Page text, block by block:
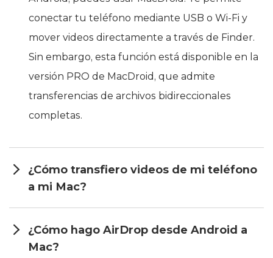
conectar tu teléfono mediante USB o Wi-Fi y
mover videos directamente a través de Finder.
Sin embargo, esta función está disponible en la
versión PRO de MacDroid, que admite
transferencias de archivos bidireccionales
completas.
¿Cómo transfiero videos de mi teléfono
a mi Mac?
¿Cómo hago AirDrop desde Android a
Mac?